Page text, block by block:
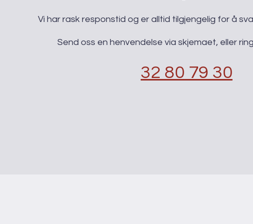
​Vi har rask responstid og er alltid ​tilgjengelig for å
Send oss en henvendelse via skjemaet, eller
32 80 79 30